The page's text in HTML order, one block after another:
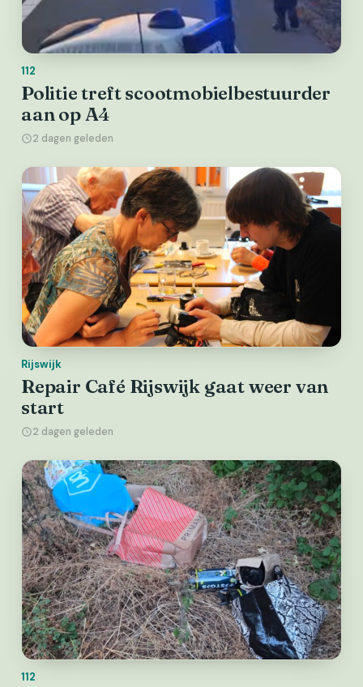
112
Politie treft scootmobielbestuurder
aan op A4
2 dagen geleden
Rijswijk
Repair Café Rijswijk gaat weer van
start
2 dagen geleden
112